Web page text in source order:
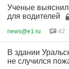
Ученые
для водителей
news@e1.ru 42
В здании
не случился